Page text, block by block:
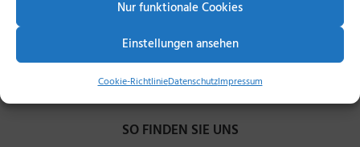
Nur funktionale Cookies
Einstellungen ansehen
Cookie-RichtlinieDatenschutzImpressum
SO FINDEN SIE UNS